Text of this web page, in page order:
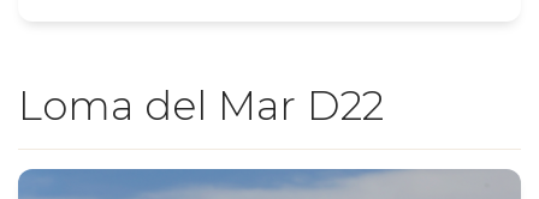
Loma del Mar D22